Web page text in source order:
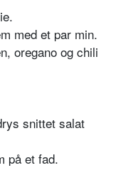
med et par min.
oregano og chili
snittet salat
på et fad.